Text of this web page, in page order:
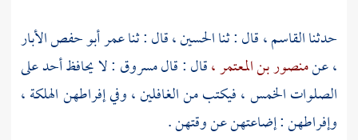
حدثناالقاسم ،قال : ثناالحسين ،قال : ثناعمر أبو حفص الأبار
،عنمنصور بن المعتمر ،قال : قالمسروق : لا يحافظ أحد على
الصلوات الخمس ، فيكتب من الغافلين ، وفي إفراطهن الهلكة ،
وإفراطهن : إضاعتهن عن وقتهن .